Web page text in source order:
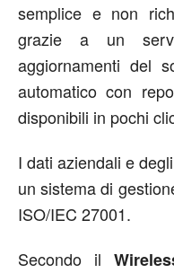
semplice e non
grazie a un
aggiornamenti del
automatico con
disponibili in pochi
I dati aziendali e
un sistema di
ISO/IEC 27001.
Secondo il